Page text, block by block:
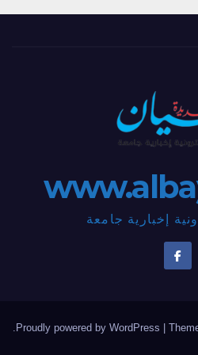
إخبارية جامعة
Proudly powered by WordPress
.